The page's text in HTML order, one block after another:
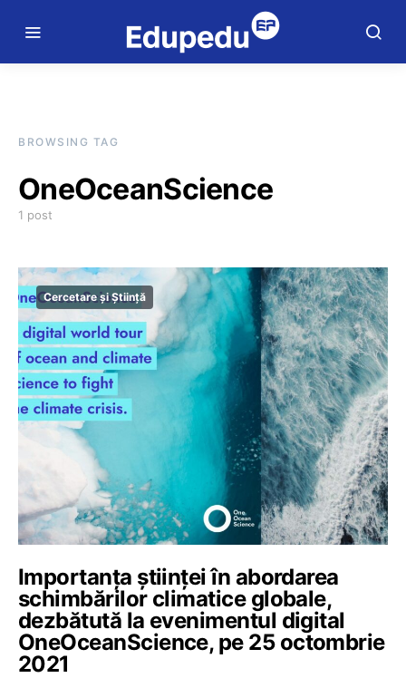
BROWSING TAG
OneOceanScience
1 post
Cercetare și Știință
Importanța științei în abordarea
schimbărilor climatice globale,
dezbătută la evenimentul digital
OneOceanScience, pe 25 octombrie
2021